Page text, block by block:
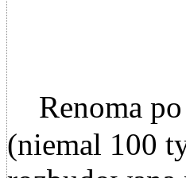
Renoma
(niemal 100